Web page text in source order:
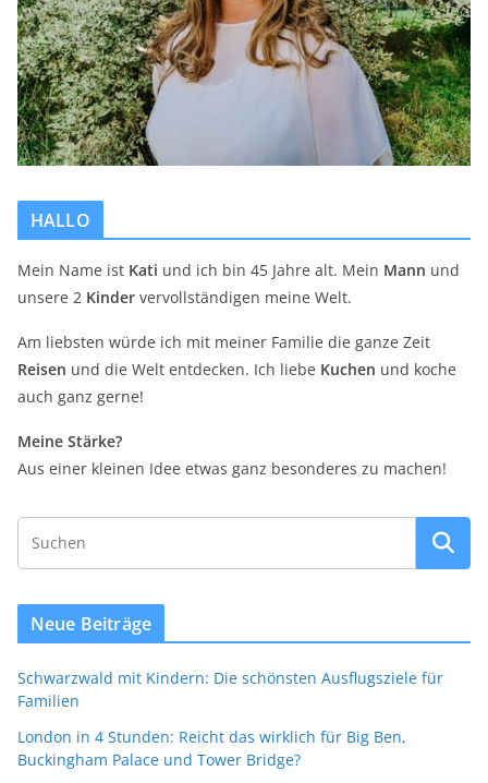
HALLO
Mein Name ist Kati und ich bin 45 Jahre alt. Mein Mann und
unsere 2 Kinder vervollständigen meine Welt.
Am liebsten würde ich mit meiner Familie die ganze Zeit
Reisen und die Welt entdecken. Ich liebe Kuchen und koche
auch ganz gerne!
Meine Stärke?
Aus einer kleinen Idee etwas ganz besonderes zu machen!
Neue Beiträge
Schwarzwald mit Kindern: Die schönsten Ausflugsziele für
Familien
London in 4 Stunden: Reicht das wirklich für Big Ben,
Buckingham Palace und Tower Bridge?